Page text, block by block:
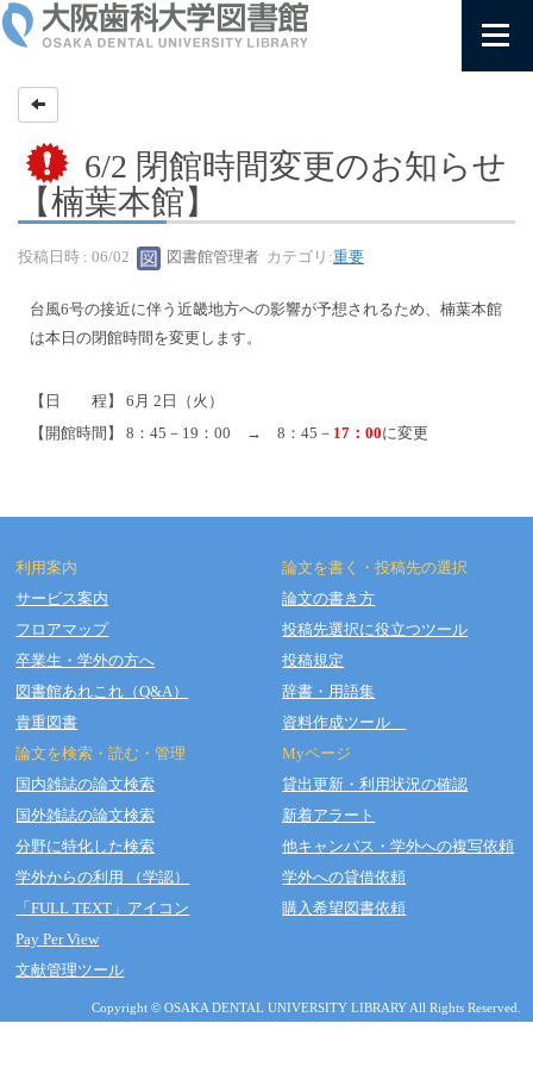
6/2 閉館時間変更のお知らせ
【楠葉本館】
投稿日時 : 06/02 図書館管理者 カテゴリ:重要
台風6号の接近に伴う近畿地方への影響が予想されるため、楠葉本館
は本日の閉館時間を変更します。
【日 程】 6月 2日（火）
【開館時間】 8：45－19：00 → 8：45－ 17：00に変更
利用案内
サービス案内
フロアマップ
卒業生・学外の方へ
図書館あれこれ（Q&A）
貴重図書
論文を検索・読む・管理
国内雑誌の論文検索
国外雑誌の論文検索
分野に特化した検索
学外からの利用 （学認）
「FULL TEXT」アイコン
Pay Per View
文献管理ツール
論文を書く・投稿先の選択
論文の書き方
投稿先選択に役立つツール
投稿規定
辞書・用語集
資料作成ツール
Myページ
貸出更新・利用状況の確認
新着アラート
他キャンパス・学外への複写依頼
学外への貸借依頼
購入希望図書依頼
Copyright © OSAKA DENTAL UNIVERSITY LIBRARY All Rights Reserved.
Copyright © OSAKA DENTAL UNIVERSITY LIBRARY All Rights Reserved.